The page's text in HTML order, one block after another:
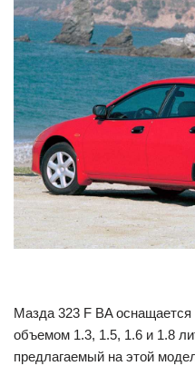
Мазда 323 F BA
объемом 1.3, 1.5, 1.6 и 1.8
предлагаемый на этой